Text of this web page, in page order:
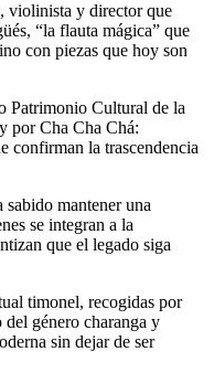
violinista y director que
“la flauta mágica” que
con piezas que hoy son
Patrimonio Cultural de la
por Cha Cha Chá:
confirman la trascendencia
mantener una
se integran a la
que el legado siga
timonel, recogidas por
género charanga y
sin dejar de ser